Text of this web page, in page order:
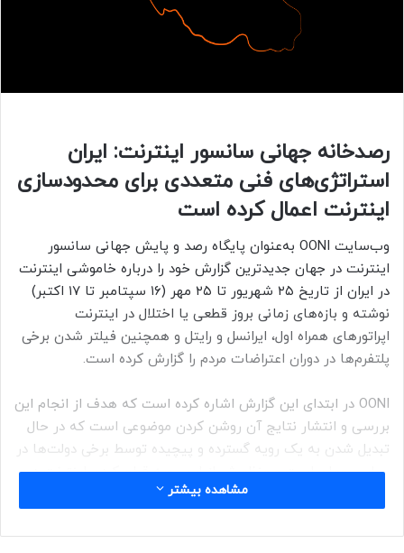
رصدخانه جهانی سانسور اینترنت: ایران
استراتژی‌های فنی متعددی برای محدودسازی
اینترنت اعمال کرده است
وب‌سایت OONI به‌عنوان پایگاه رصد و پایش جهانی سانسور
اینترنت در جهان جدیدترین گزارش خود را درباره خاموشی اینترنت
در ایران از تاریخ ۲۵ شهریور تا ۲۵ مهر (۱۶ سپتامبر تا ۱۷ اکتبر)
نوشته و بازه‌های زمانی بروز قطعی یا اختلال در اینترنت
اپراتورهای همراه اول، ایرانسل و رایتل و همچنین فیلتر شدن برخی
پلتفرم‌ها در دوران اعتراضات مردم را گزارش کرده است.
OONI در ابتدای این گزارش اشاره کرده است که هدف از انجام این
بررسی و انتشار نتایج آن روشن کردن موضوعی است که در حال
تبدیل شدن به یک رویه گسترده و پیچیده توسط برخی دولت‌ها در
سراسر جهان است و منظورش از این رویه قطع کردن اینترنت در
جریان بروز وقایع خاص در بعضی کشورها است.
این پایگاه رصد سانسور و اعمال محدودیت برای اینترنت در جهان
مشاهده بیشتر